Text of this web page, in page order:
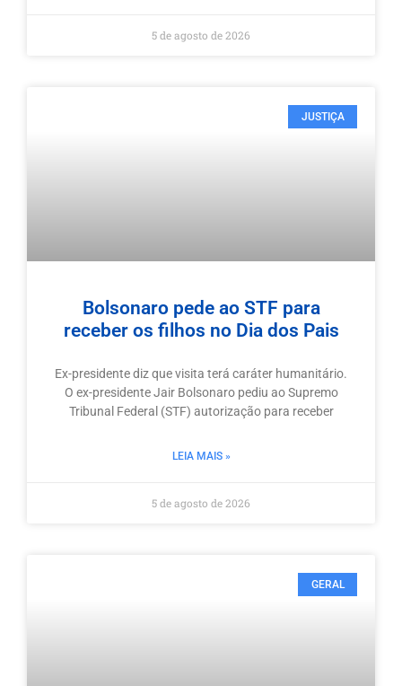
5 de agosto de 2026
JUSTIÇA
Bolsonaro pede ao STF para
receber os filhos no Dia dos Pais
Ex-presidente diz que visita terá caráter humanitário.
O ex-presidente Jair Bolsonaro pediu ao Supremo
Tribunal Federal (STF) autorização para receber
LEIA MAIS »
5 de agosto de 2026
GERAL